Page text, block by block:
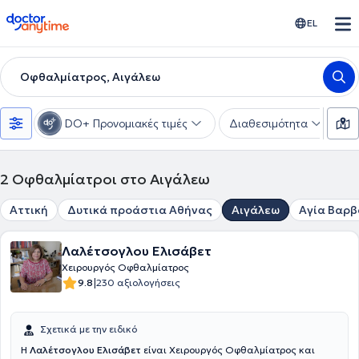
doctoranytime EL
Οφθαλμίατρος, Αιγάλεω
DO+ Προνομιακές τιμές Διαθεσιμότητα
2 Οφθαλμίατροι στο Αιγάλεω
Αττική Δυτικά προάστια Αθήνας Αιγάλεω Αγία
Λαλέτσογλου Ελισάβετ
Χειρουργός Οφθαλμίατρος
9.8|230 αξιολογήσεις
Σχετικά με την ειδικό
Η Λαλέτσογλου Ελισάβετ είναι Χειρουργός Οφθαλμίατρος και